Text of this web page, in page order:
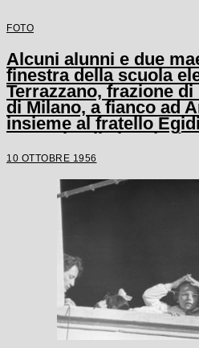
FOTO
Alcuni alunni e due
finestra della scuola
Terrazzano, frazione
di Milano, a fianco ad
insieme al fratello
ostaggio gli alunni e le
10 OTTOBRE 1956